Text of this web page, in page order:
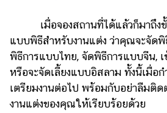
เมื่อจองสถานที่ได้แล้วก็มาถึงขั้
แบบพิธีสำหรับงานแต่ง ว่าคุณจะจัด
พิธีการแบบไทย, จัดพิธีการแบบจีน,
หรือจะจัดเลี้ยงแบบอิสลาม ทั้งนี้เมื่อ
เตรียมงานต่อไป พร้อมกับอย่าลืมติ
งานแต่งของคุณให้เรียบร้อยด้วย